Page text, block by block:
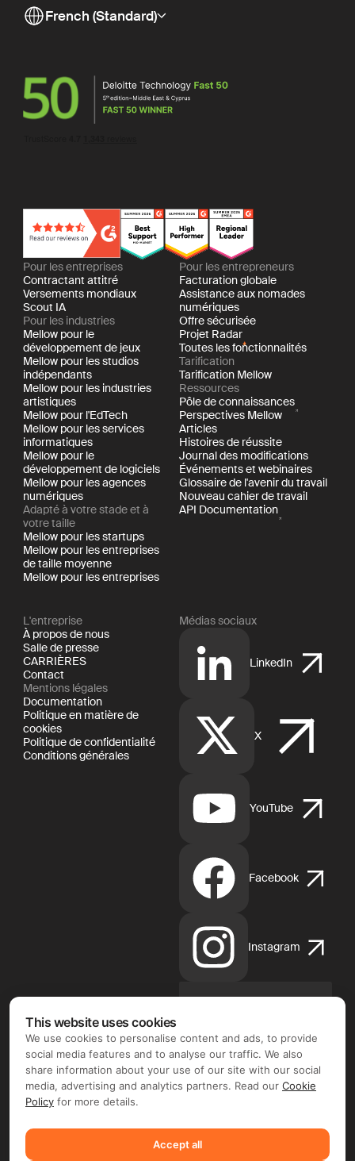
French (Standard)
Pour les entreprises
Contractant attitré
Versements mondiaux
Scout IA
Pour les industries
Mellow pour le
développement de jeux
Mellow pour les studios
indépendants
Mellow pour les industries
artistiques
Mellow pour l'EdTech
Mellow pour les services
informatiques
Mellow pour le
développement de logiciels
Mellow pour les agences
numériques
Adapté à votre stade et à
votre taille
Mellow pour les startups
Mellow pour les entreprises
de taille moyenne
Mellow pour les entreprises
Pour les entrepreneurs
Facturation globale
Assistance aux nomades
numériques
Offre sécurisée
Projet Radar
Toutes les fonctionnalités
Tarification
Tarification Mellow
Ressources
Pôle de connaissances
Perspectives Mellow
Articles
Histoires de réussite
Journal des modifications
Événements et webinaires
Glossaire de l'avenir du travail
Nouveau cahier de travail
API Documentation
L'entreprise
À propos de nous
Salle de presse
CARRIÈRES
Contact
Mentions légales
Documentation
Politique en matière de
cookies
Politique de confidentialité
Conditions générales
Médias sociaux
LinkedIn
X
YouTube
Facebook
Instagram
Store
d'Apple
This website uses cookies
We use cookies to personalise content and ads, to provide
social media features and to analyse our traffic. We also
share information about your use of our site with our social
media, advertising and analytics partners. Read our Cookie
Policy for more details.
Accept all